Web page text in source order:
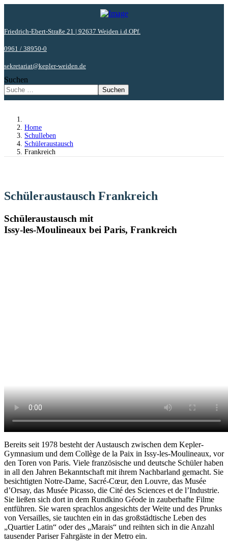
Friedrich-Ebert-Straße 21 | 92637 Weiden i.d.OPf.
0961 / 38950-0
sekretariat@kepler-weiden.de
Suchen
Suchen
Home
Schulleben
Schüleraustausch
Frankreich
Schüleraustausch Frankreich
Schüleraustausch mit
Issy-les-Moulineaux bei Paris, Frankreich
Bereits seit 1978 besteht der Austausch zwischen dem Kepler-
Gymnasium und dem Collège de la Paix in Issy-les-Moulineaux, vor
den Toren von Paris. Viele französische und deutsche Schüler haben
in all den Jahren Bekanntschaft mit ihrem Nachbarland gemacht. Sie
besichtigten Notre-Dame, Sacré-Cœur, den Louvre, das Musée
d’Orsay, das Musée Picasso, die Cité des Sciences et de l’Industrie.
Sie ließen sich dort in dem Rundkino Géode in zauberhafte Filme
entführen. Sie waren sprachlos angesichts der Weite und des Prunks
von Versailles, sie tauchten ein in das großstädtische Leben des
„Quartier Latin“ oder des „Marais“ und reihten sich in die Anzahl
tausender Pariser Fahrgäste in der Metro ein.